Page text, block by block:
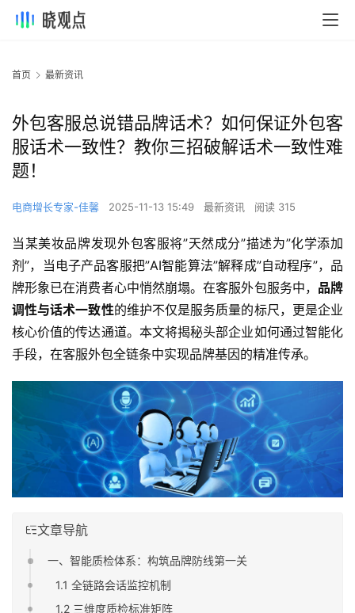
首页 最新资讯
外包客服总说错品牌话术？如何保证外包客
服话术一致性？教你三招破解话术一致性难
题！
电商增长专家-佳馨 2025-11-13 15:49 最新资讯 阅读 315
当某美妆品牌发现外包客服将”天然成分”描述为”化学添加
剂”，当电子产品客服把”AI智能算法”解释成”自动程序”，品
牌形象已在消费者心中悄然崩塌。在客服外包服务中， 品牌
调性与话术一致性的维护不仅是服务质量的标尺，更是企业
核心价值的传达通道。本文将揭秘头部企业如何通过智能化
手段，在客服外包全链条中实现品牌基因的精准传承。
文章导航
一、智能质检体系：构筑品牌防线第一关
1.1 全链路会话监控机制
1.2 三维度质检标准矩阵